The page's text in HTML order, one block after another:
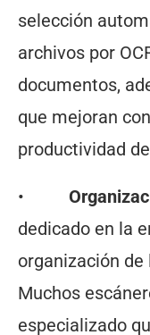
selección
archivos por
documentos,
que mejoran
productividad
•
dedicado en la
organización
Muchos
especializado